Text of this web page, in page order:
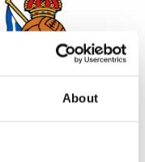
About
REAL SOCIEDAD